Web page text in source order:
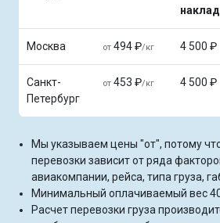
Москва от 494 ₽/кг 4 500 ₽
Санкт-
Петербург
от 453 ₽/кг 4 500 ₽
Мы указываем цены "от", потому
перевозки зависит от ряда
авиакомпании, рейса, типа груза,
Минимальный оплачиваемый вес 40
Расчет перевозки груза